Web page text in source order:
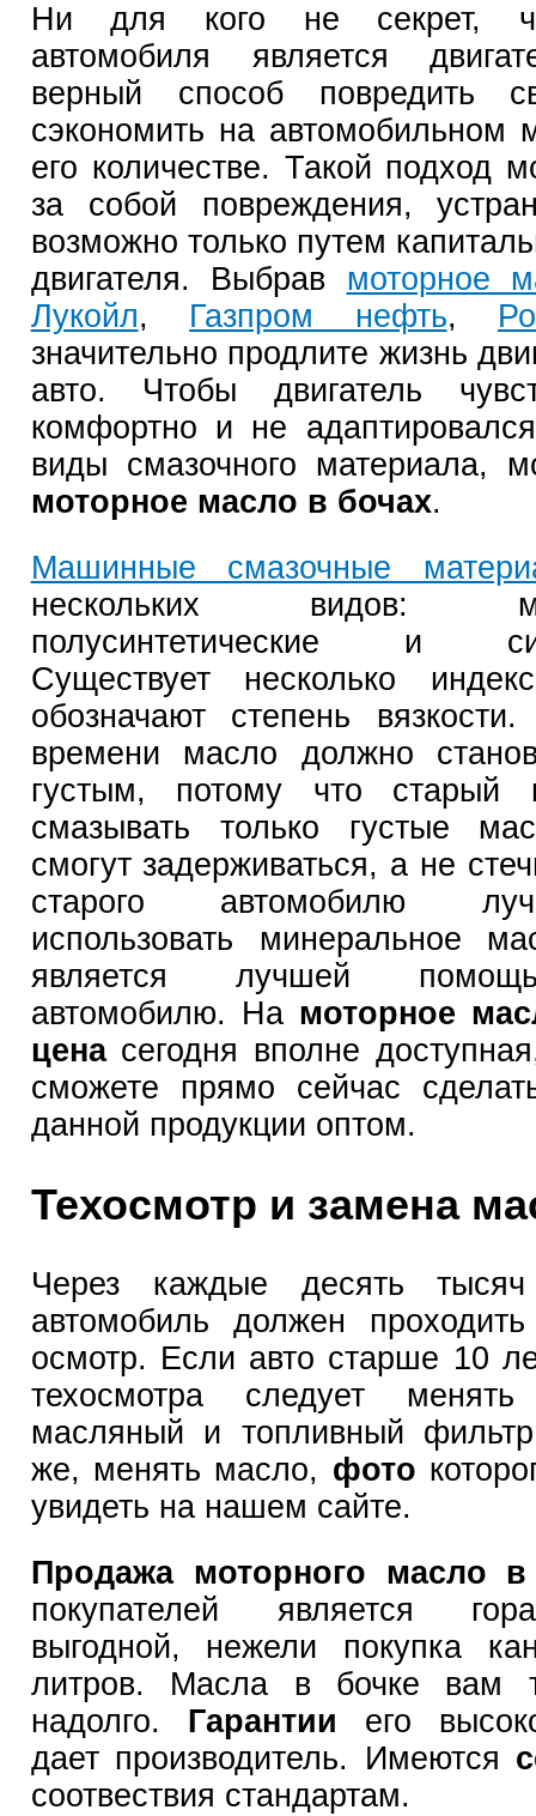
Ни для кого не секрет,
автомобиля является
верный способ повредить
сэкономить на автомобильном
его количестве. Такой подход
за собой повреждения,
возможно только путем
двигателя. Выбрав моторное
Лукойл, Газпром нефть,
значительно продлите жизнь
авто. Чтобы двигатель
комфортно и не
виды смазочного материала,
моторное масло в бочах.
Машинные смазочные
нескольких видов:
полусинтетические и
Существует несколько
обозначают степень
времени масло должно
густым, потому что старый
смазывать только густые
смогут задерживаться, а не
старого автомобилю
использовать минеральное
является лучшей
автомобилю. На моторное
цена сегодня вполне
сможете прямо сейчас
данной продукции оптом.
Техосмотр и замена
Через каждые десять тысяч
автомобиль должен проходить
осмотр. Если авто старше 10
техосмотра следует
масляный и топливный
же, менять масло, фото
увидеть на нашем сайте.
Продажа моторного масло в
покупателей является
выгодной, нежели покупка
литров. Масла в бочке вам
надолго. Гарантии его
дает производитель. Имеются
соотвествия стандартам.